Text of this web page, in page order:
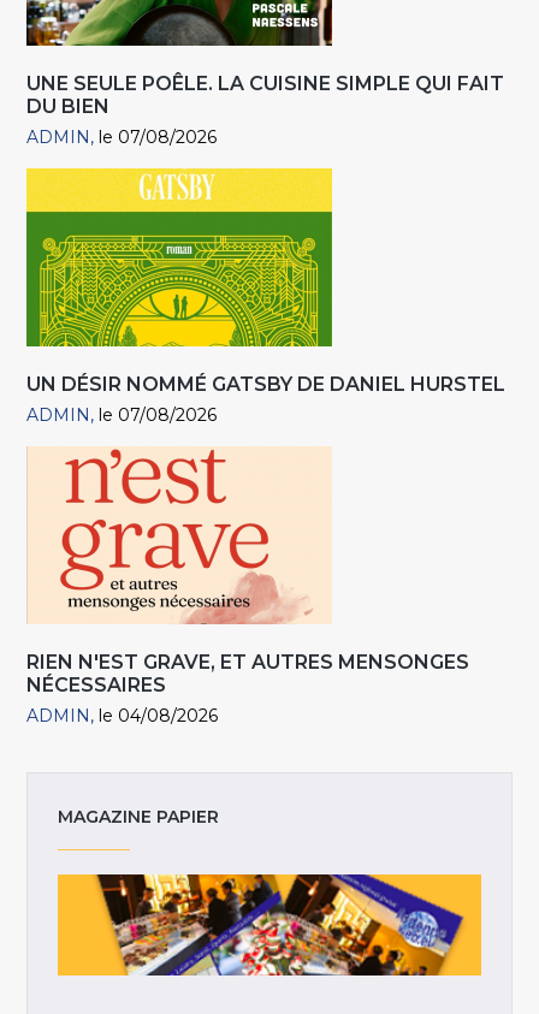
UNE SEULE POÊLE. LA CUISINE SIMPLE QUI FAIT
DU BIEN
ADMIN le 07/08/2026
UN DÉSIR NOMMÉ GATSBY DE DANIEL HURSTEL
ADMIN le 07/08/2026
RIEN N'EST GRAVE, ET AUTRES MENSONGES
NÉCESSAIRES
ADMIN le 04/08/2026
MAGAZINE PAPIER